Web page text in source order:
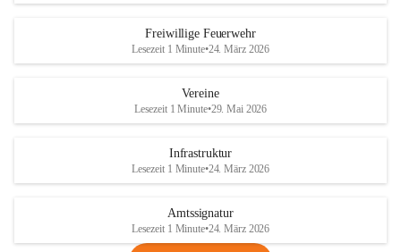
Freiwillige Feuerwehr
Lesezeit 1 Minute•24. März 2026
Vereine
Lesezeit 1 Minute•29. Mai 2026
Infrastruktur
Lesezeit 1 Minute•24. März 2026
Amtssignatur
Lesezeit 1 Minute•24. März 2026